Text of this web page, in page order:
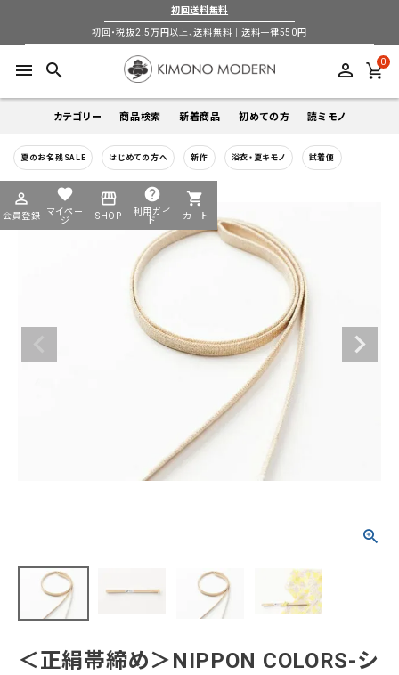
初回送料無料
初回・税抜2.5万円以上、送料無料｜送料一律550円
menu search perm_identity 0
カテゴリー
着物
帯
商品検索
キーワードから探す
夏季以外通年 秋
カテゴリーから探す
ソシアル フォーマル
在庫有 セール商品
正絹 木綿・麻 ポリエステル その他
新着商品 初めての方 読ミモノ
夏のお名残SALE はじめての方へ 新作 浴衣・夏キモノ 試着便
perm_identity
会員登録
favorite
マイペー
ジ
storefront
SHOP
help
利用ガイ
ド
shopping_cart
カート search
perm_identity
＜正絹帯締め＞NIPPON COLORS-シ